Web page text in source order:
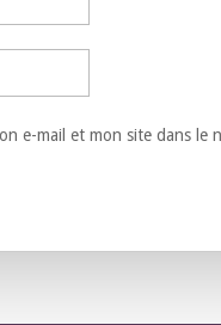
e-mail et mon site dans le